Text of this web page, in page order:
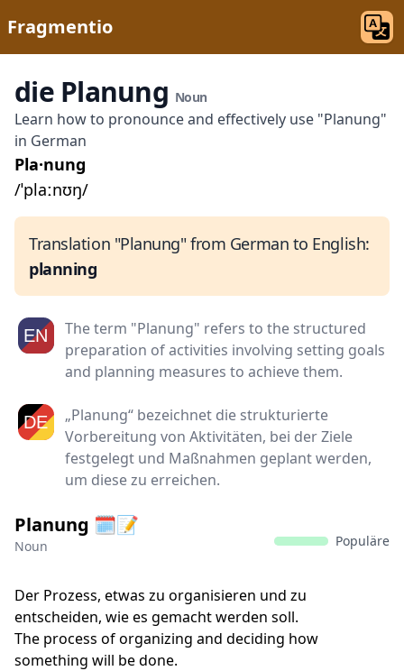
Fragmentio
die Planung Noun
Learn how to pronounce and effectively use "Planung"
in German
Pla·nung
/ˈplaːnʊŋ/
Translation "Planung" from German to English:
planning
The term "Planung" refers to the structured
preparation of activities involving setting goals
and planning measures to achieve them.
„Planung“ bezeichnet die strukturierte
Vorbereitung von Aktivitäten, bei der Ziele
festgelegt und Maßnahmen geplant werden,
um diese zu erreichen.
Planung 🗓️📝
Noun Populäre
Der Prozess, etwas zu organisieren und zu
entscheiden, wie es gemacht werden soll.
The process of organizing and deciding how
something will be done.